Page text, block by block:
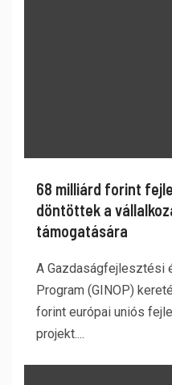
68 milliárd forint
döntöttek a
támogatására
A Gazdaságfejlesztési
Program (GINOP)
forint európai uniós
projekt....